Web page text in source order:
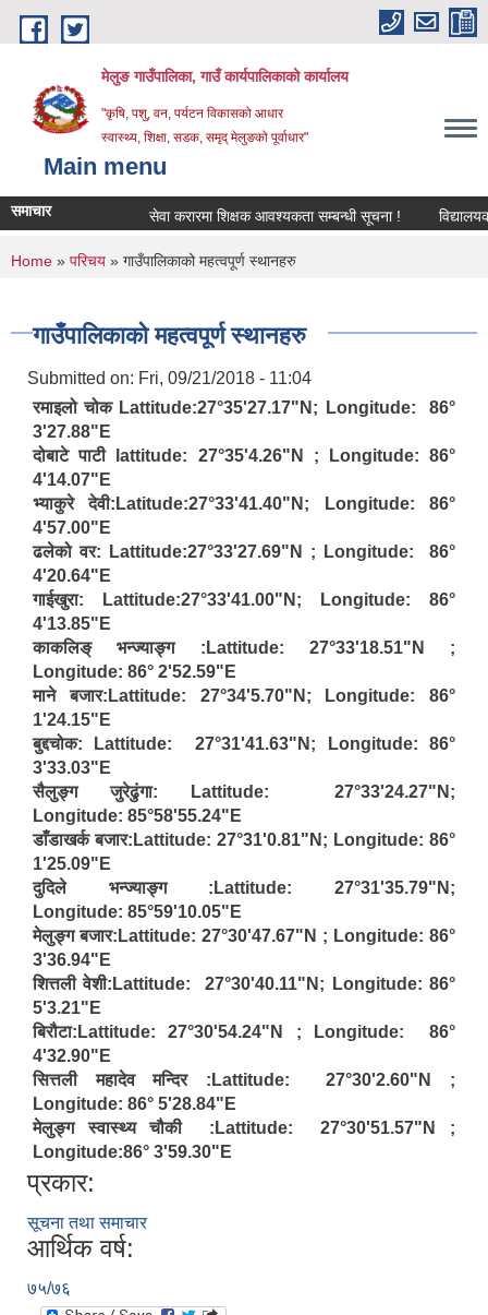
Skip to main content
मेलुङ गाउँपालिका, गाउँ कार्यपालिकाको कार्यालय
"कृषि, पशु, वन, पर्यटन विकासको आधार
स्वास्थ्य, शिक्षा, सडक, समृद् मेलुङको पूर्वाधार"
Main menu
समाचार सेवा करारमा शिक्षक आवश्‍यकता सम्बन्धी सूचना !
You are here
Home » परिचय » गाउँपालिकाको महत्वपूर्ण स्थानहरु
गाउँपालिकाको महत्वपूर्ण स्थानहरु
Submitted on: Fri, 09/21/2018 - 11:04
रमाइलो चोक Lattitude:27°35'27.17"N; Longitude: 86°
3'27.88"E
दोबाटे पाटी lattitude: 27°35'4.26"N ; Longitude: 86°
4'14.07"E
भ्याकुरे देवी:Latitude:27°33'41.40"N; Longitude: 86°
4'57.00"E
ढलेको वर: Lattitude:27°33'27.69"N ; Longitude: 86°
4'20.64"E
गाईखुरा: Lattitude:27°33'41.00"N; Longitude: 86°
4'13.85"E
काकलिङ् भन्ज्याङ्ग :Lattitude: 27°33'18.51"N ;
Longitude: 86° 2'52.59"E
माने बजार:Lattitude: 27°34'5.70"N; Longitude: 86°
1'24.15"E
बुद्दचोक: Lattitude: 27°31'41.63"N; Longitude: 86°
3'33.03"E
सैलुङ्ग जुरेढुंगा: Lattitude: 27°33'24.27"N;
Longitude: 85°58'55.24"E
डाँडाखर्क बजार:Lattitude: 27°31'0.81"N; Longitude: 86°
1'25.09"E
दुदिले भन्ज्याङ्ग :Lattitude: 27°31'35.79"N;
Longitude: 85°59'10.05"E
मेलुङ्ग बजार:Lattitude: 27°30'47.67"N ; Longitude: 86°
3'36.94"E
शित्तली वेशी:Lattitude: 27°30'40.11"N; Longitude: 86°
5'3.21"E
बिरौटा:Lattitude: 27°30'54.24"N ; Longitude: 86°
4'32.90"E
सित्तली महादेव मन्दिर :Lattitude: 27°30'2.60"N ;
Longitude: 86° 5'28.84"E
मेलुङ्ग स्वास्थ्य चौकी :Lattitude: 27°30'51.57"N ;
Longitude:86° 3'59.30"E
प्रकार:
सूचना तथा समाचार
आर्थिक वर्ष:
७५/७६